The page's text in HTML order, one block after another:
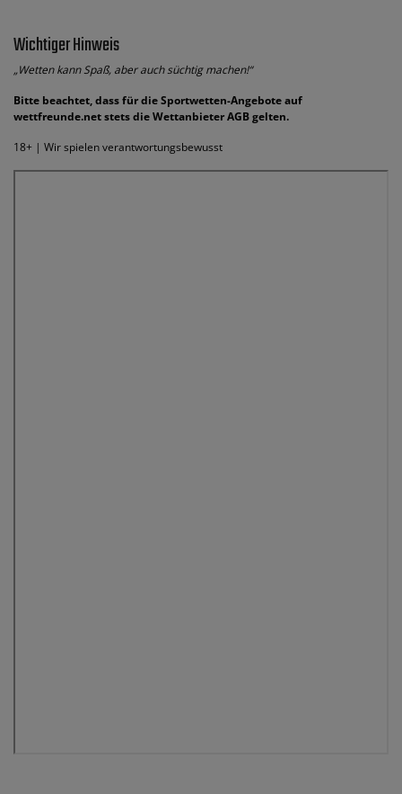
Wichtiger Hinweis
„Wetten kann Spaß, aber auch süchtig machen!“
Bitte beachtet, dass für die Sportwetten-Angebote auf
wettfreunde.net stets die Wettanbieter AGB gelten.
18+ | Wir spielen verantwortungsbewusst